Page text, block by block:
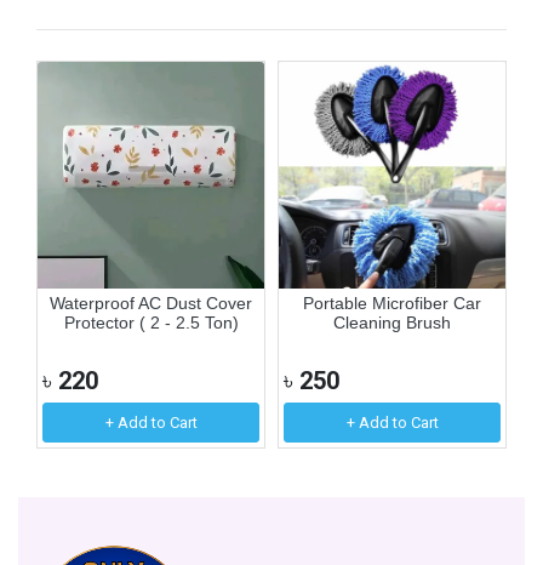
Waterproof AC Dust Cover
Protector ( 2 - 2.5 Ton)
৳ 220
+ Add to Cart
Portable Microfiber Car
Cleaning Brush
৳ 250
+ Add to Cart